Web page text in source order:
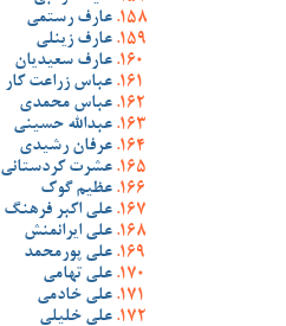
عارف رستمی
عارف زینلی
عارف سعیدیان
عباس زراعت کار
عباس محمدی
عبدالله حسینی
عرفان رشیدی
عشرت کردستانی
عظیم گوک
علی اکبر فرهنگ
علی ایرانمنش
علی پورمحمد
علی تهامی
علی خادمی
علی خلیلی